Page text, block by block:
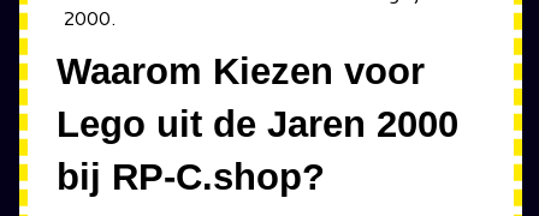
2000.
Waarom Kiezen voor
Lego uit de Jaren 2000
bij RP-C.shop?